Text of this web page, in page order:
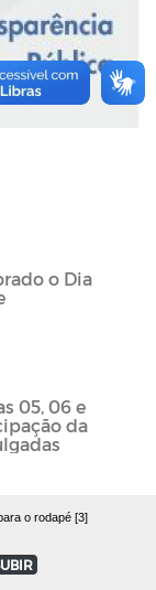
o Dia
05, 06 e
da
o rodapé [3]